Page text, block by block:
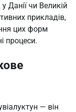
Данії чи Великій
прикладів,
цих форм
процеси.
— він